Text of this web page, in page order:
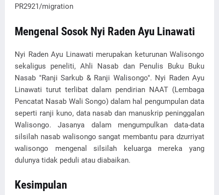
PR2921/migration
Mengenal Sosok Nyi Raden Ayu Linawati
Nyi Raden Ayu Linawati merupakan keturunan Walisongo
sekaligus peneliti, Ahli Nasab dan Penulis Buku Buku
Nasab "Ranji Sarkub & Ranji Walisongo". Nyi Raden Ayu
Linawati turut terlibat dalam pendirian NAAT (Lembaga
Pencatat Nasab Wali Songo) dalam hal pengumpulan data
seperti ranji kuno, data nasab dan manuskrip peninggalan
Walisongo. Jasanya dalam mengumpulkan data-data
silsilah nasab walisongo sangat membantu para dzurriyat
walisongo mengenal silsilah keluarga mereka yang
dulunya tidak peduli atau diabaikan.
Kesimpulan